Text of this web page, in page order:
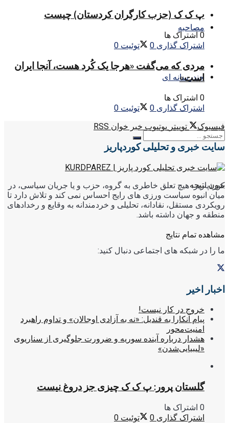
مصاحبه
چندرسانه ای
بدون نتیجه
مشاهده تمام نتایج
پ ک ک (حزب کارگران کردستان) چیست
0 اشتراک ها
اشتراک گذاری 0 توئیت 0
مردی که می‌گفت «هرجا یک کُرد هست، آنجا ایران
است»
0 اشتراک ها
اشتراک گذاری 0 توئیت 0
فیسبوک
توییتر یوتیوب خبر خوان RSS
سایت خبری و تحلیلی کوردپاریز
کوردپاریز، هیچ تعلق خاطری به گروه، حزب و یا جریان سیاسی، در
میان انبوه سیاست ورزی های رایج احساس نمی کند و تلاش دارد تا
رویکردی مستقل، نقادانه، تحلیلی و خردمندانه به وقایع و رخدادهای
منطقه و جهان داشته باشد.
ما را در شبکه های اجتماعی دنبال کنید:
اخبار اخیر
خروج در کار نیست!
پیام آنکارا به قندیل: «نه به آزادی اوجالان» و تداوم راهبرد
امنیت‌محور
هشدار درباره آینده سوریه و ضرورت جلوگیری از سناریوی
«لیبیایی‌شدن»
گلستان پرور: پ ک ک چیزی جز دروغ نیست
0 اشتراک ها
اشتراک گذاری 0 توئیت 0